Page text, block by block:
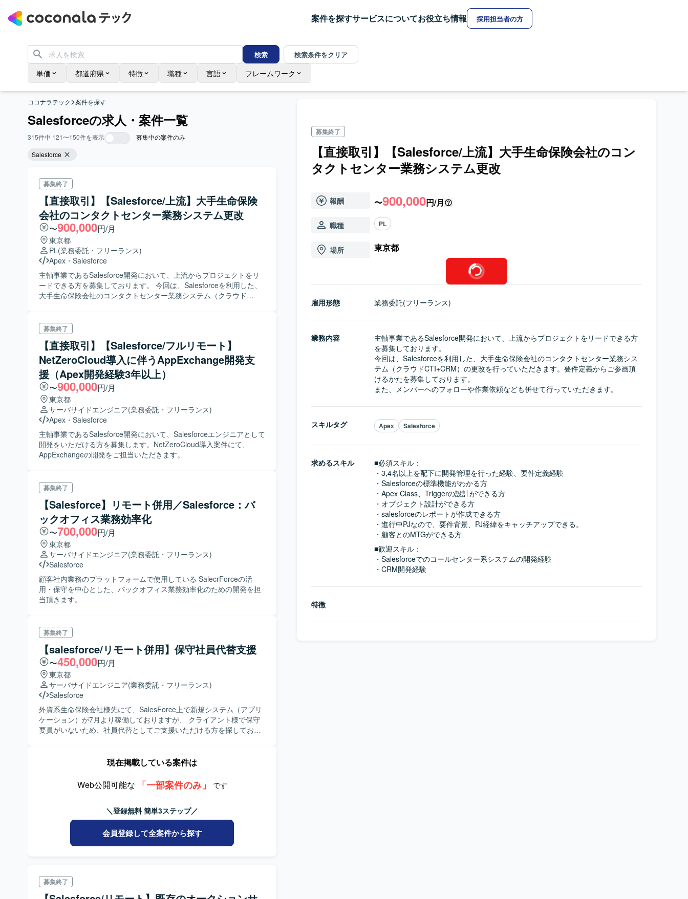
案件を探すサービスについてお役立ち情報 採用担当者の方
検索 検索条件をクリア
単価 都道府県 特徴 職種 言語 フレームワーク
ココナラテック>案件を探す
Salesforceの求人・案件一覧
315件中 121〜150件を表示
募集中の案件のみ
Salesforce
募集終了
【直接取引】【Salesforce/上流】大手生命保険
会社のコンタクトセンター業務システム更改
〜900,000円/月
東京都
PL(業務委託・フリーランス)
Apex ・ Salesforce
主軸事業であるSalesforce開発において、上流からプロジェクトをリ
ードできる方を募集しております。 今回は、Salesforceを利用した、
⼤⼿⽣命保険会社のコンタクトセンター業務システム（クラウド
ども併せて行っていただきます。
募集終了
【直接取引】【Salesforce/フルリモート】
NetZeroCloud導⼊に伴うAppExchange開発支
援（Apex開発経験3年以上）
〜900,000円/月
東京都
サーバサイドエンジニア(業務委託・フリーランス)
Apex ・ Salesforce
主軸事業であるSalesforce開発において、Salesforceエンジニアとして
開発をいただける方を募集します。NetZeroCloud導⼊案件にて、
AppExchangeの開発をご担当いただきます。
募集終了
【Salesforce】リモート併用／Salesforce：バ
ックオフィス業務効率化
〜700,000円/月
東京都
サーバサイドエンジニア(業務委託・フリーランス)
Salesforce
顧客社内業務のプラットフォームで使用している SalecrForceの活
用・保守を中心とした、バックオフィス業務効率化のための開発を担
当頂きます。
募集終了
【salesforce/リモート併用】保守社員代替支援
〜450,000円/月
東京都
サーバサイドエンジニア(業務委託・フリーランス)
Salesforce
外資系生命保険会社様先にて、SalesForce上で新規システム（アプリ
ケーション）が7月より稼働しておりますが、 クライアント様で保守
要員がいないため、社員代替としてご支援いただける方を探しており
現在掲載している案件は
Web公開可能な
「一部案件のみ」 です
＼登録無料 簡単3ステップ／
会員登録して全案件から探す
募集終了
募集終了
【直接取引】【Salesforce/上流】大手生命保険会社のコン
タクトセンター業務システム更改
報酬 〜900,000円/月
職種 PL
場所 東京都
雇用形態 業務委託(フリーランス)
業務内容
主軸事業であるSalesforce開発において、上流からプロジェクトをリードできる方
を募集しております。
今回は、Salesforceを利用した、⼤⼿⽣命保険会社のコンタクトセンター業務シス
テム（クラウドCTI+CRM）の更改を行っていただきます。要件定義からご参画頂
けるかたを募集しております。
また、メンバーへのフォローや作業依頼なども併せて行っていただきます。
スキルタグ Apex Salesforce
求めるスキル
■必須スキル：
・3,4名以上を配下に開発管理を⾏った経験、要件定義経験
・Salesforceの標準機能がわかる方
・Apex Class、Triggerの設計ができる方
・オブジェクト設計ができる方
・salesforceのレポートが作成できる方
・進行中PJなので、要件背景、PJ経緯をキャッチアップできる。
・顧客とのMTGができる方
■歓迎スキル：
・Salesforceでのコールセンター系システムの開発経験
・CRM開発経験
特徴